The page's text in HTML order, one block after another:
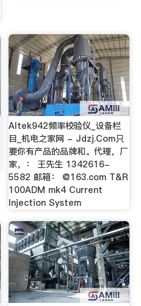
Altek942频率校验仪_设备栏
目_机电之家网 - Jdzj.Com只
要你有产品的品牌和。代理，厂
家，： 王先生 1342616-
5582 邮箱： @163.com T&R
100ADM mk4 Current
Injection System